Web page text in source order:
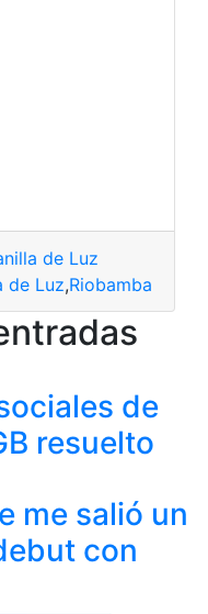
de Luz
de Luz,Riobamba
de
resuelto
me salió un
con